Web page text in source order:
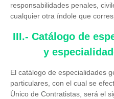
responsabilidades penales,
cualquier otra índole que
III.- Catálogo de
y
El catálogo de especialidades
particulares, con el cual se
Único de Contratistas, será el